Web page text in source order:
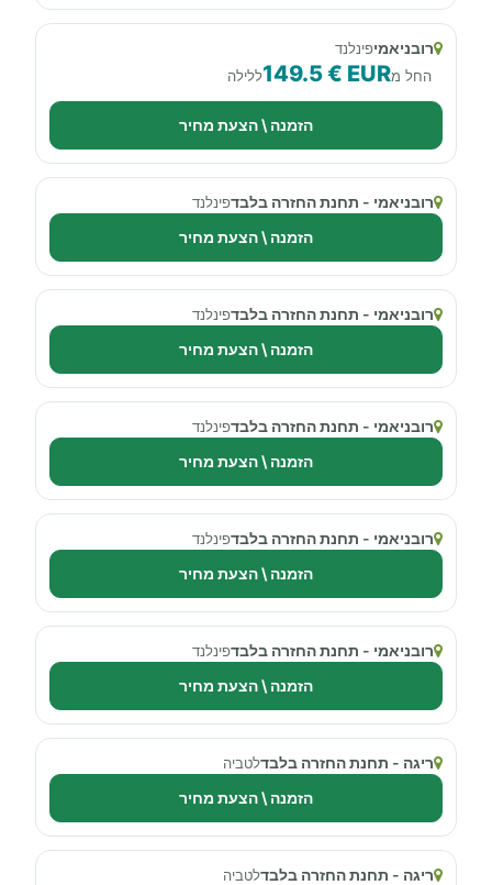
רובניאמיפינלנד
החל מ149.5 € EURללילה
הזמנה \ הצעת מחיר
רובניאמי - תחנת החזרה בלבדפינלנד
הזמנה \ הצעת מחיר
רובניאמי - תחנת החזרה בלבדפינלנד
הזמנה \ הצעת מחיר
רובניאמי - תחנת החזרה בלבדפינלנד
הזמנה \ הצעת מחיר
רובניאמי - תחנת החזרה בלבדפינלנד
הזמנה \ הצעת מחיר
רובניאמי - תחנת החזרה בלבדפינלנד
הזמנה \ הצעת מחיר
ריגה - תחנת החזרה בלבדלטביה
הזמנה \ הצעת מחיר
ריגה - תחנת החזרה בלבדלטביה